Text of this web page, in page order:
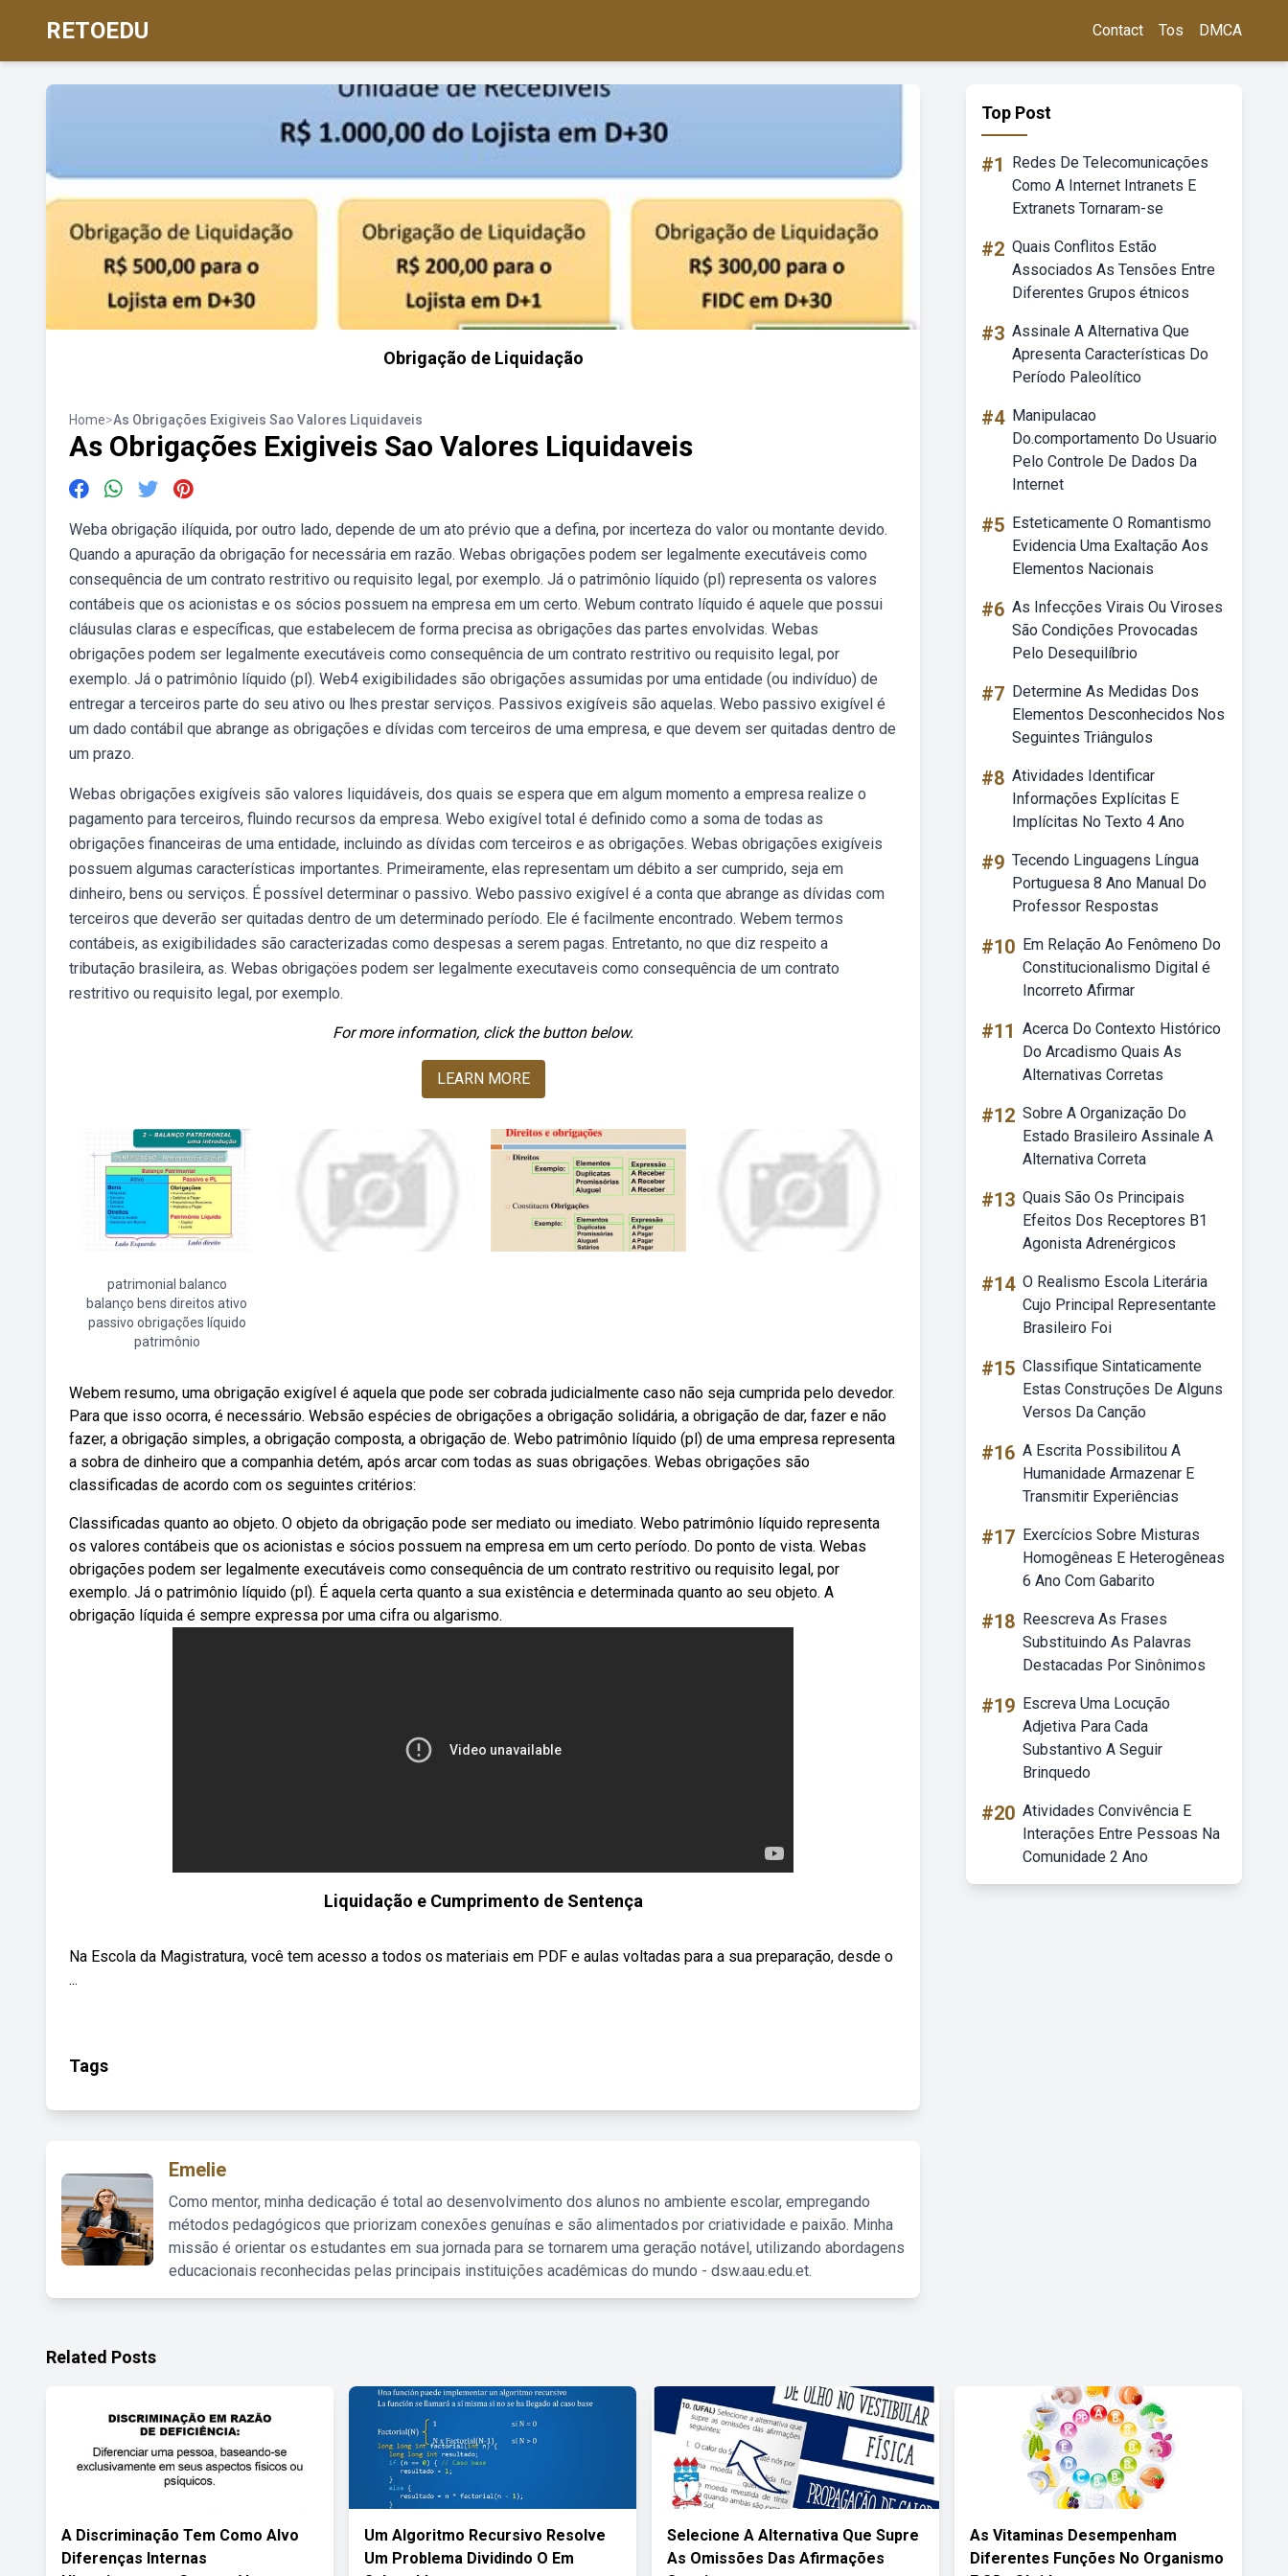
RETOEDU Contact Tos DMCA
Obrigação de Liquidação
Home>As Obrigações Exigiveis Sao Valores Liquidaveis
As Obrigações Exigiveis Sao Valores Liquidaveis
Weba obrigação ilíquida, por outro lado, depende de um ato prévio que a defina, por incerteza do valor ou montante devido.
Quando a apuração da obrigação for necessária em razão. Webas obrigações podem ser legalmente executáveis como
consequência de um contrato restritivo ou requisito legal, por exemplo. Já o patrimônio líquido (pl) representa os valores
contábeis que os acionistas e os sócios possuem na empresa em um certo. Webum contrato líquido é aquele que possui
cláusulas claras e específicas, que estabelecem de forma precisa as obrigações das partes envolvidas. Webas
obrigações podem ser legalmente executáveis como consequência de um contrato restritivo ou requisito legal, por
exemplo. Já o patrimônio líquido (pl). Web4 exigibilidades são obrigações assumidas por uma entidade (ou indivíduo) de
entregar a terceiros parte do seu ativo ou lhes prestar serviços. Passivos exigíveis são aquelas. Webo passivo exigível é
um dado contábil que abrange as obrigações e dívidas com terceiros de uma empresa, e que devem ser quitadas dentro de
um prazo.
Webas obrigações exigíveis são valores liquidáveis, dos quais se espera que em algum momento a empresa realize o
pagamento para terceiros, fluindo recursos da empresa. Webo exigível total é definido como a soma de todas as
obrigações financeiras de uma entidade, incluindo as dívidas com terceiros e as obrigações. Webas obrigações exigíveis
possuem algumas características importantes. Primeiramente, elas representam um débito a ser cumprido, seja em
dinheiro, bens ou serviços. É possível determinar o passivo. Webo passivo exigível é a conta que abrange as dívidas com
terceiros que deverão ser quitadas dentro de um determinado período. Ele é facilmente encontrado. Webem termos
contábeis, as exigibilidades são caracterizadas como despesas a serem pagas. Entretanto, no que diz respeito a
tributação brasileira, as. Webas obrigaçöes podem ser legalmente executaveis como consequência de um contrato
restritivo ou requisito legal, por exemplo.
For more information, click the button below.
LEARN MORE
patrimonial balanco
balanço bens direitos ativo
passivo obrigações líquido
patrimônio
Webem resumo, uma obrigação exigível é aquela que pode ser cobrada judicialmente caso não seja cumprida pelo devedor.
Para que isso ocorra, é necessário. Websão espécies de obrigações a obrigação solidária, a obrigação de dar, fazer e não
fazer, a obrigação simples, a obrigação composta, a obrigação de. Webo patrimônio líquido (pl) de uma empresa representa
a sobra de dinheiro que a companhia detém, após arcar com todas as suas obrigações. Webas obrigações são
classificadas de acordo com os seguintes critérios:
Classificadas quanto ao objeto. O objeto da obrigação pode ser mediato ou imediato. Webo patrimônio líquido representa
os valores contábeis que os acionistas e sócios possuem na empresa em um certo período. Do ponto de vista. Webas
obrigações podem ser legalmente executáveis como consequência de um contrato restritivo ou requisito legal, por
exemplo. Já o patrimônio líquido (pl). É aquela certa quanto a sua existência e determinada quanto ao seu objeto. A
obrigação líquida é sempre expressa por uma cifra ou algarismo.
Liquidação e Cumprimento de Sentença
Na Escola da Magistratura, você tem acesso a todos os materiais em PDF e aulas voltadas para a sua preparação, desde o
...
Tags
Emelie
Como mentor, minha dedicação é total ao desenvolvimento dos alunos no ambiente escolar, empregando
métodos pedagógicos que priorizam conexões genuínas e são alimentados por criatividade e paixão. Minha
missão é orientar os estudantes em sua jornada para se tornarem uma geração notável, utilizando abordagens
educacionais reconhecidas pelas principais instituições acadêmicas do mundo - dsw.aau.edu.et.
Top Post
#1
Redes De Telecomunicações
Como A Internet Intranets E
Extranets Tornaram-se
#2 Quais Conflitos Estão
Associados As Tensões Entre
Diferentes Grupos étnicos
#3 Assinale A Alternativa Que
Apresenta Características Do
Período Paleolítico
#4 Manipulacao
Do.comportamento Do Usuario
Pelo Controle De Dados Da
Internet
#5 Esteticamente O Romantismo
Evidencia Uma Exaltação Aos
Elementos Nacionais
#6 As Infecções Virais Ou Viroses
São Condições Provocadas
Pelo Desequilíbrio
#7 Determine As Medidas Dos
Elementos Desconhecidos Nos
Seguintes Triângulos
#8 Atividades Identificar
Informações Explícitas E
Implícitas No Texto 4 Ano
#9 Tecendo Linguagens Língua
Portuguesa 8 Ano Manual Do
Professor Respostas
#10 Em Relação Ao Fenômeno Do
Constitucionalismo Digital é
Incorreto Afirmar
#11 Acerca Do Contexto Histórico
Do Arcadismo Quais As
Alternativas Corretas
#12 Sobre A Organização Do
Estado Brasileiro Assinale A
Alternativa Correta
#13 Quais São Os Principais
Efeitos Dos Receptores B1
Agonista Adrenérgicos
#14 O Realismo Escola Literária
Cujo Principal Representante
Brasileiro Foi
#15 Classifique Sintaticamente
Estas Construções De Alguns
Versos Da Canção
#16 A Escrita Possibilitou A
Humanidade Armazenar E
Transmitir Experiências
#17 Exercícios Sobre Misturas
Homogêneas E Heterogêneas
6 Ano Com Gabarito
#18 Reescreva As Frases
Substituindo As Palavras
Destacadas Por Sinônimos
#19 Escreva Uma Locução
Adjetiva Para Cada
Substantivo A Seguir
Brinquedo
#20 Atividades Convivência E
Interações Entre Pessoas Na
Comunidade 2 Ano
Related Posts
A Discriminação Tem Como Alvo
Diferenças Internas
Um Algoritmo Recursivo Resolve
Um Problema Dividindo O Em
Selecione A Alternativa Que Supre
As Omissões Das Afirmações
As Vitaminas Desempenham
Diferentes Funções No Organismo